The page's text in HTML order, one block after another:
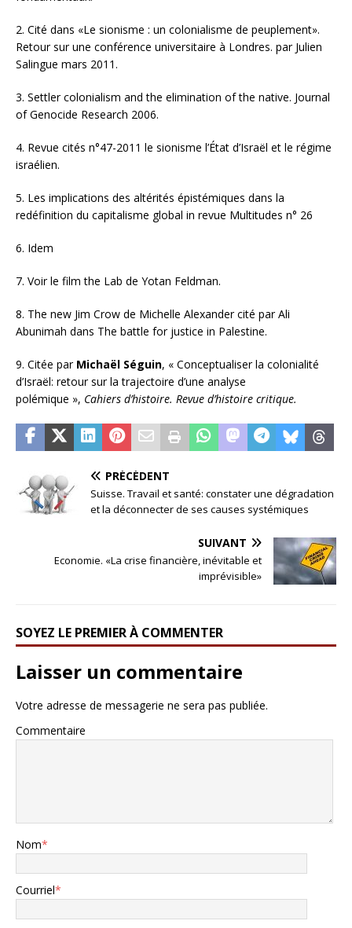
2. Cité dans «Le sionisme : un colonialisme de peuplement».
Retour sur une conférence universitaire à Londres. par Julien
Salingue mars 2011.
3. Settler colonialism and the elimination of the native. Journal
of Genocide Research 2006.
4. Revue cités n°47-2011 le sionisme l’État d’Israël et le régime
israélien.
5. Les implications des altérités épistémiques dans la
redéfinition du capitalisme global in revue Multitudes n° 26
6. Idem
7. Voir le film the Lab de Yotan Feldman.
8. The new Jim Crow de Michelle Alexander cité par Ali
Abunimah dans The battle for justice in Palestine.
9. Citée par Michaël Séguin, « Conceptualiser la colonialité
d’Israël: retour sur la trajectoire d’une analyse
polémique », Cahiers d’histoire. Revue d’histoire critique.
PRÉCÉDENT
Suisse. Travail et santé: constater une dégradation
et la déconnecter de ses causes systémiques
SUIVANT
Economie. «La crise financière, inévitable et
imprévisible»
SOYEZ LE PREMIER À COMMENTER
Laisser un commentaire
Votre adresse de messagerie ne sera pas publiée.
Commentaire
Nom*
Courriel*